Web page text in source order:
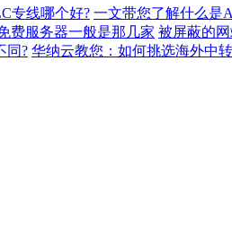
专线哪个好? 一文带您了解什么是
费服务器一般是那几家 被屏蔽的
同? 华纳云教您：如何挑选海外中